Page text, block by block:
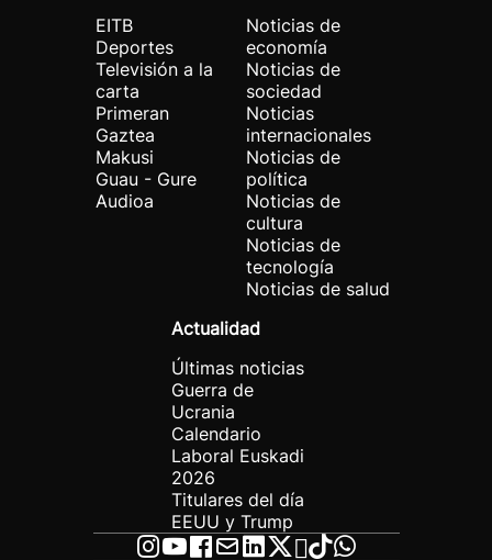
EITB
Deportes
Televisión a la
carta
Primeran
Gaztea
Makusi
Guau - Gure
Audioa
Noticias de
economía
Noticias de
sociedad
Noticias
internacionales
Noticias de
política
Noticias de
cultura
Noticias de
tecnología
Noticias de salud
Actualidad
Últimas noticias
Guerra de
Ucrania
Calendario
Laboral Euskadi
2026
Titulares del día
EEUU y Trump